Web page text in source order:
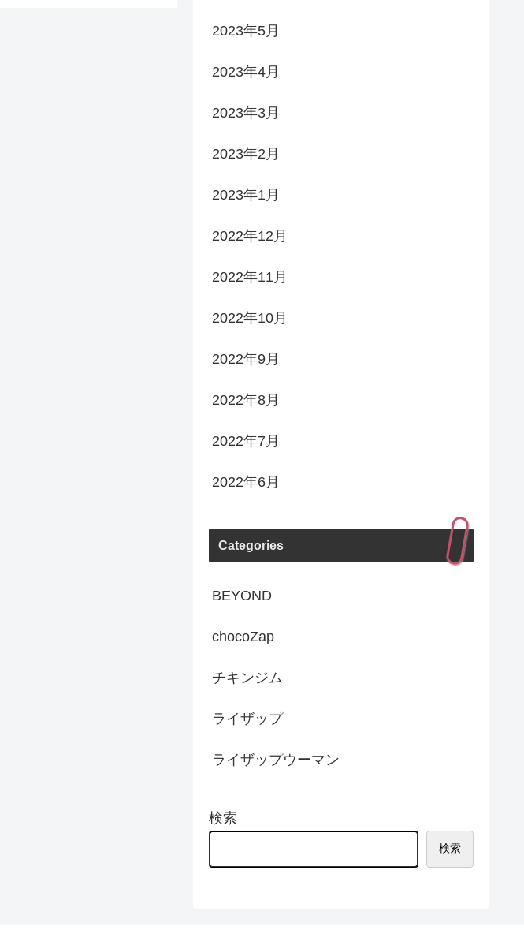
2023年5月
2023年4月
2023年3月
2023年2月
2023年1月
2022年12月
2022年11月
2022年10月
2022年9月
2022年8月
2022年7月
2022年6月
Categories
BEYOND
chocoZap
チキンジム
ライザップ
ライザップウーマン
検索
検索